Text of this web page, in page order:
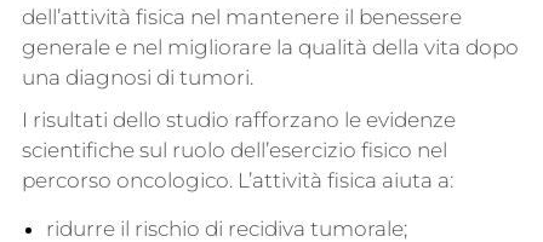
dell’attività fisica nel mantenere il benessere
generale e nel migliorare la qualità della vita dopo
una diagnosi di tumori.
I risultati dello studio rafforzano le evidenze
scientifiche sul ruolo dell’esercizio fisico nel
percorso oncologico. L’attività fisica aiuta a:
ridurre il rischio di recidiva tumorale;